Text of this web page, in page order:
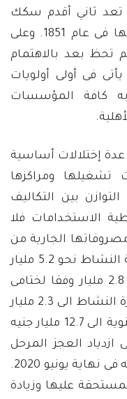
تعد ثاني أقدم سكك
حديدية فى العالم إذ بدأ العمل بها فى عام 1851. وعلى
تحظ بعد بالاهتمام
فى أولى أولويات
كافة المؤسسات
إختلالات أساسية
تشغيلها ومراكزها
بين التكاليف
الاستخدامات فلا
الجارية من
إيراداتها الجارية، حيث بلغت تكلفة النشاط نحو 5.2 مليار
جنيه مقابل إيرادات النشاط بنحو 2.8 مليار وفقا لختامى
2019/2020 ما أدى الى ارتفاع خسارة النشاط الى 2.3 مليار
جنيه، ولذلك ارتفعت الخسائر السنوية الى 12.7 مليار جنيه
أدى إلى ازدياد العجز المرحل
سنويا حيث وصل الى 79.3 مليار جنيه فى نهاية يونيو 2020.
عليها وزيادة